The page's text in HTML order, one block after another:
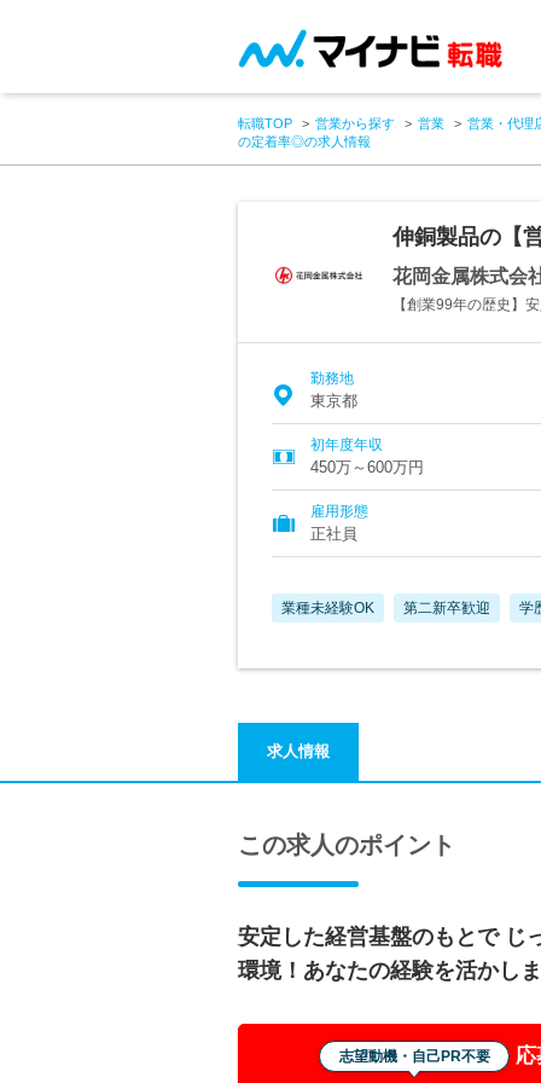
転職TOP 営業から探す 営業
営業・代理
の定着率◎の求人情報
伸銅製品の【
花岡金属株式会
【創業99年の歴史】
勤務地
東京都
初年度年収
450万～600万円
雇用形態
正社員
業種未経験OK 第二新卒歓迎 学
求人情報
この求人のポイント
安定した経営基盤のもとで じ
環境！あなたの経験を活かし
志望動機・自己PR不要